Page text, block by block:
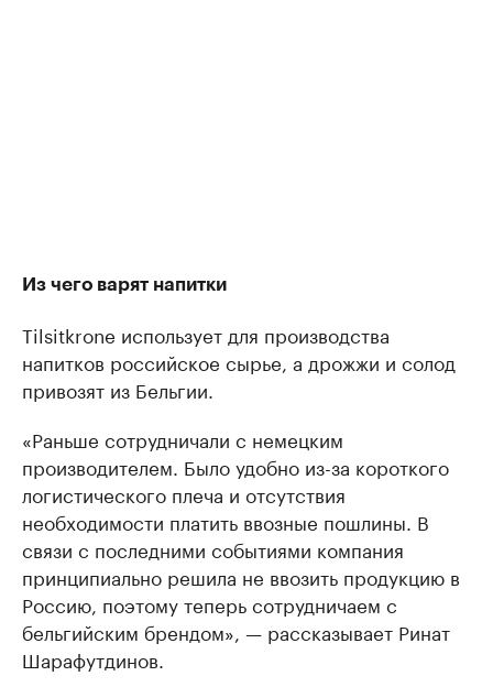
Из чего варят напитки
Tilsitkrone использует для производства
напитков российское сырье, а дрожжи и солод
привозят из Бельгии.
«Раньше сотрудничали с немецким
производителем. Было удобно из-за короткого
логистического плеча и отсутствия
необходимости платить ввозные пошлины. В
связи с последними событиями компания
принципиально решила не ввозить продукцию в
Россию, поэтому теперь сотрудничаем с
бельгийским брендом», — рассказывает Ринат
Шарафутдинов.